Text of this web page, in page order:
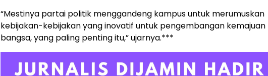
“Mestinya partai politik menggandeng kampus untuk merumuskan
kebijakan-kebijakan yang inovatif untuk pengembangan kemajuan
bangsa, yang paling penting itu,” ujarnya.***